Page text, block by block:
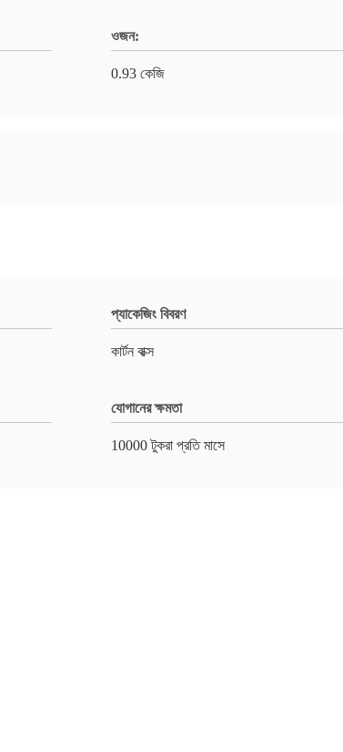
ওজন:
0.93 কেজি
প্যাকেজিং বিবরণ
কার্টন বাক্স
যোগানের ক্ষমতা
10000 টুকরা প্রতি মাসে